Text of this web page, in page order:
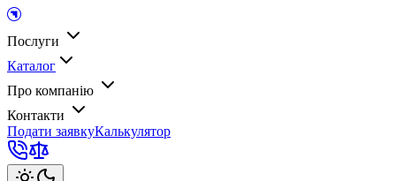
Послуги
Каталог
Про компанію
Контакти
Подати заявкуКалькулятор